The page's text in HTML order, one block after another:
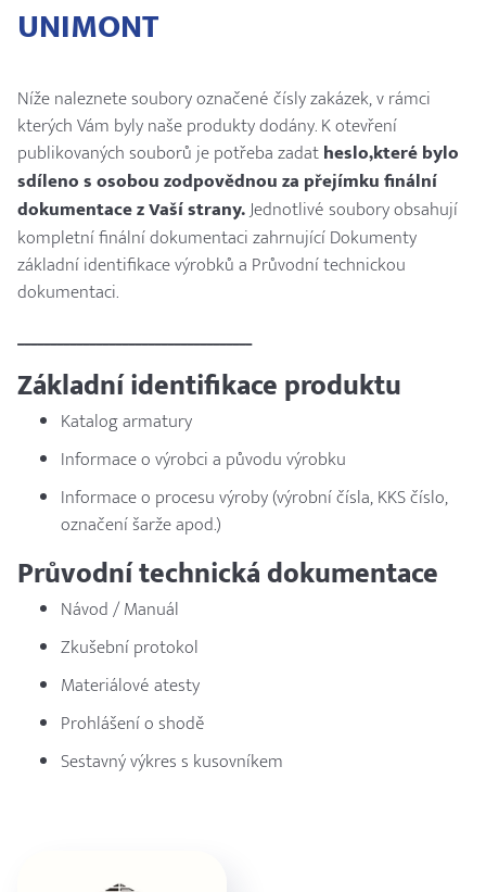
UNIMONT
Níže naleznete soubory označené čísly zakázek, v rámci
kterých Vám byly naše produkty dodány. K otevření
publikovaných souborů je potřeba zadatheslo,které bylo
sdíleno s osobou zodpovědnou za přejímku finální
dokumentace z Vaší strany.Jednotlivé soubory obsahují
kompletní finální dokumentaci zahrnující Dokumenty
základní identifikace výrobků a Průvodní technickou
dokumentaci.
____________________________________
Základní identifikace produktu
Katalog armatury
Informace o výrobci a původu výrobku
Informace o procesu výroby (výrobní čísla, KKS číslo,
označení šarže apod.)
Průvodní technická dokumentace
Návod / Manuál
Zkušební protokol
Materiálové atesty
Prohlášení o shodě
Sestavný výkres s kusovníkem